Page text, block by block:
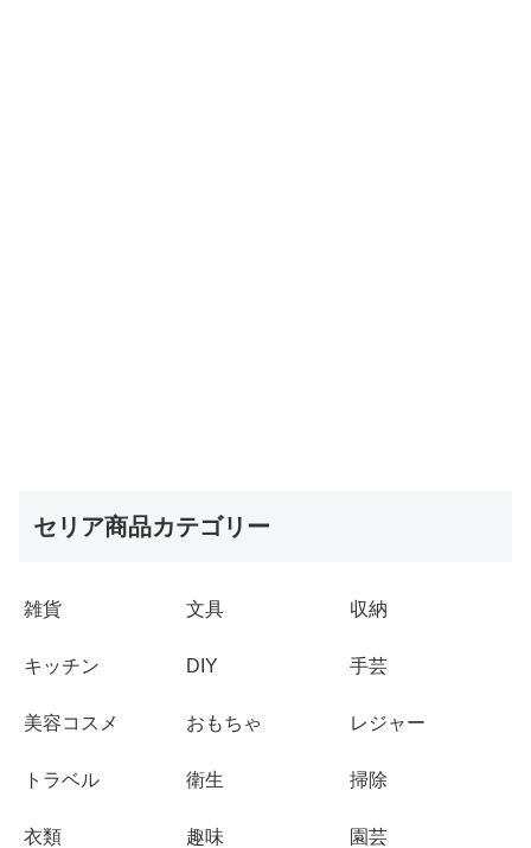
セリア商品カテゴリー
雑貨 文具 収納
キッチン DIY 手芸
美容コスメ おもちゃ レジャー
トラベル 衛生 掃除
衣類 趣味 園芸